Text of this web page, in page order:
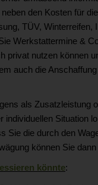
den Kosten für
TÜV,
Werkstattermine &
privat nutzen können
auch die
als Zusatzleistung
individuellen Situation
Sie die durch den
können Sie
könnte: